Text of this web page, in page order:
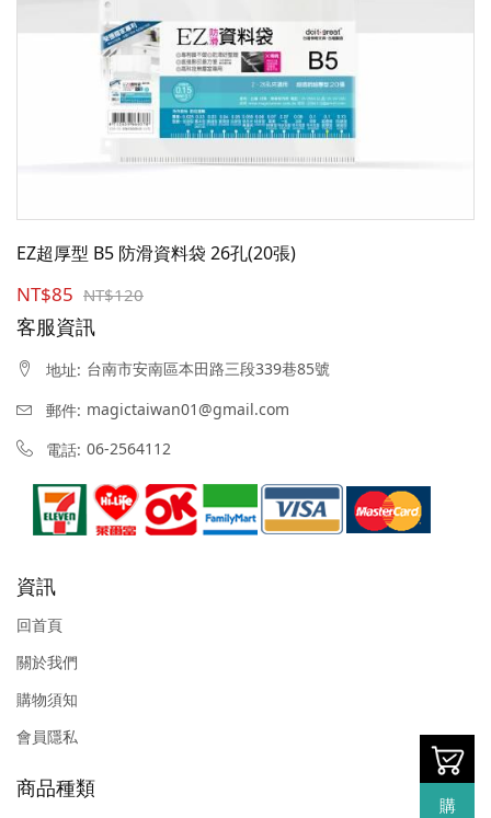
EZ超厚型 B5 防滑資料袋 26孔(20張)
NT$85 NT$120
客服資訊
地址: 台南市安南區本田路三段339巷85號
郵件: magictaiwan01@gmail.com
電話: 06-2564112
資訊
回首頁
關於我們
購物須知
會員隱私
商品種類
購